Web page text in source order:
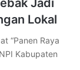
Jadi
Lokal
“Panen Raya
Kabupaten